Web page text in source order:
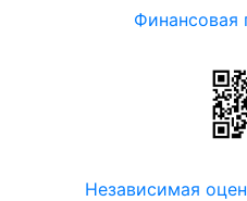
Финансовая
Независимая